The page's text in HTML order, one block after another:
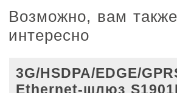
Возможно, вам
интересно
3G/HSDPA/EDGE/
Ethernet-шлюз